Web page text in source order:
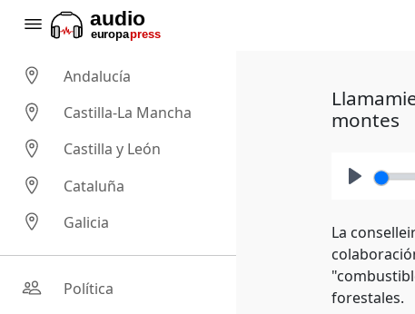
Andalucía
Castilla-La Mancha
Castilla y León
Cataluña
Galicia
Política
montes
La
forestales.